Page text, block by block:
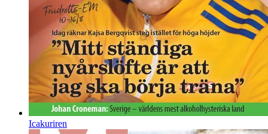
Icakuriren